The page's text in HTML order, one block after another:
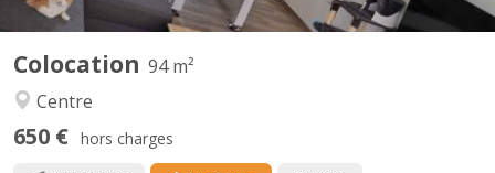
Colocation 94 m²
Centre
650 € hors charges